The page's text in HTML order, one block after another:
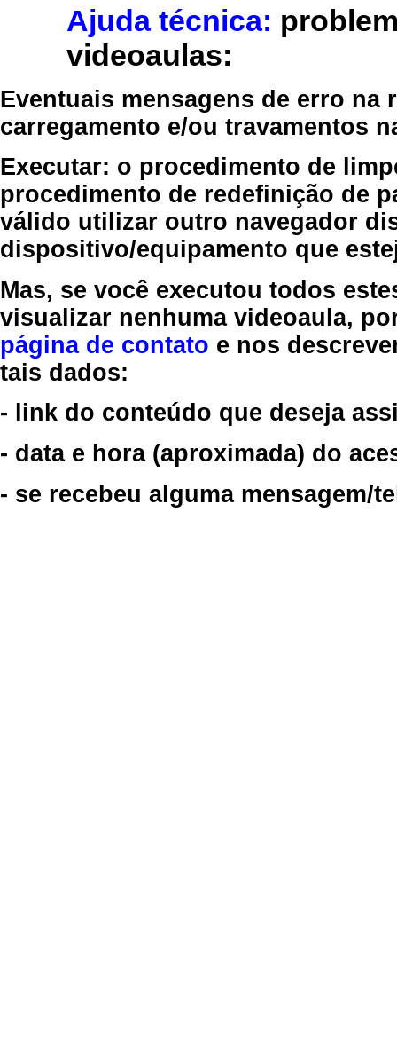
Ajuda técnica:
videoaulas:
Eventuais mensagens de erro
carregamento e/ou travamentos
Executar: o procedimento de
procedimento de redefinição de
válido utilizar outro navegador
dispositivo/equipamento que
Mas, se você executou todos
visualizar nenhuma videoaula,
página de contato e nos
tais dados:
- link do conteúdo que deseja
- data e hora (aproximada) do
- se recebeu alguma mensagem/